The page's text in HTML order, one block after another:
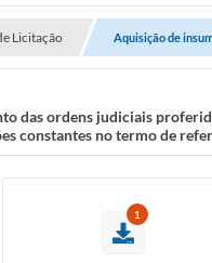
Licitação Aquisição de
das ordens judiciais
constantes no termo de
1